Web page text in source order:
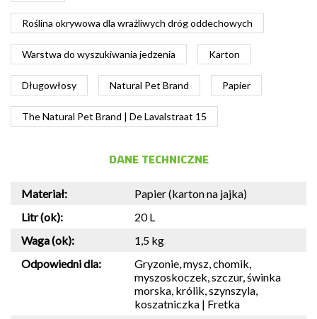
Roślina okrywowa dla wrażliwych dróg oddechowych
Warstwa do wyszukiwania jedzenia Karton
Długowłosy Natural Pet Brand Papier
The Natural Pet Brand | De Lavalstraat 15
DANE TECHNICZNE
Materiał:
Papier (karton na jajka)
Litr (ok):
20 L
Waga (ok):
1,5 kg
Odpowiedni dla:
Gryzonie, mysz, chomik,
myszoskoczek, szczur, świnka
morska, królik, szynszyla,
koszatniczka | Fretka